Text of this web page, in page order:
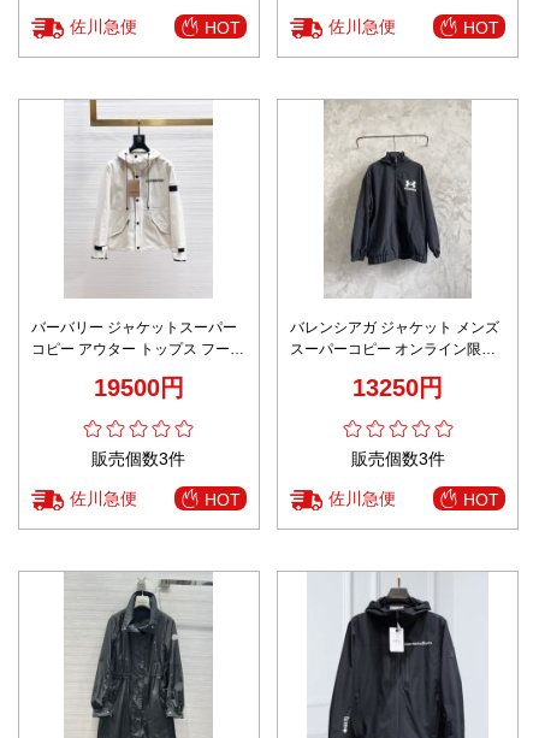
佐川急便 HOT 佐川急便 HOT
バーバリー ジャケットスーパー
コピー アウター トップス フード
19500円
販売個数3件
佐川急便 HOT
バレンシアガ ジャケット メンズ
スーパーコピー オンライン限定
13250円
販売個数3件
佐川急便 HOT